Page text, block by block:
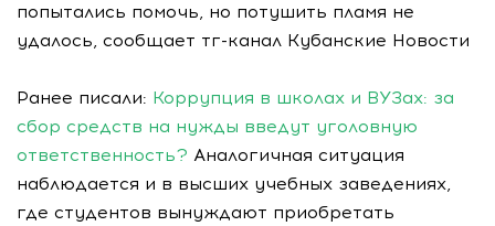
попытались помочь, но потушить пламя не
удалось, сообщает тг-канал Кубанские Новости
Ранее писали: Коррупция в школах и ВУЗах: за
сбор средств на нужды введут уголовную
ответственность? Аналогичная ситуация
наблюдается и в высших учебных заведениях,
где студентов вынуждают приобретать